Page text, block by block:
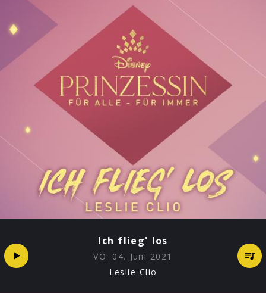
Ich flieg' los
VÖ: 04. Juni 2021
Leslie Clio